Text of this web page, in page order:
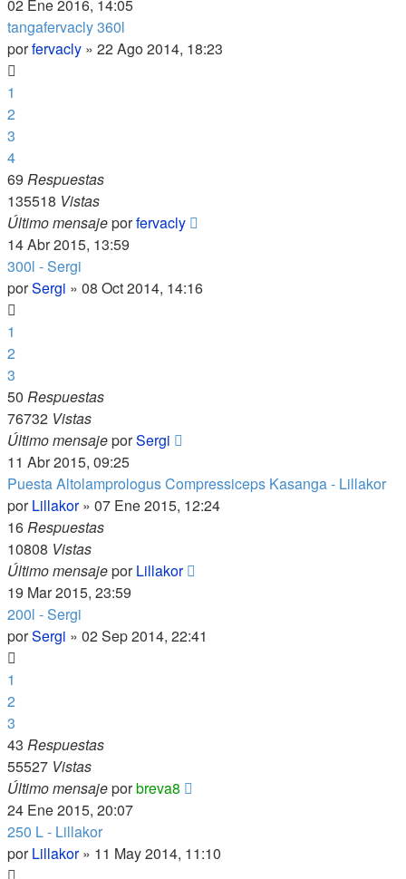
02 Ene 2016, 14:05
tangafervacly 360l
porfervacly » 22 Ago 2014, 18:23
1
2
3
4
69 Respuestas
135518 Vistas
Último mensajeporfervacly
14 Abr 2015, 13:59
300l - Sergi
porSergi » 08 Oct 2014, 14:16
1
2
3
50 Respuestas
76732 Vistas
Último mensajeporSergi
11 Abr 2015, 09:25
Puesta Altolamprologus Compressiceps Kasanga - Lillakor
porLillakor» 07 Ene 2015, 12:24
16Respuestas
10808 Vistas
Último mensajeporLillakor
19 Mar 2015, 23:59
200l - Sergi
porSergi » 02 Sep 2014, 22:41
1
2
3
43 Respuestas
55527 Vistas
Último mensajeporbreva8
24 Ene 2015, 20:07
250 L - Lillakor
porLillakor» 11 May 2014, 11:10